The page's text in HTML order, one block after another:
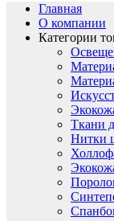
Главная
О компании
Категории
Ткани
Нитки